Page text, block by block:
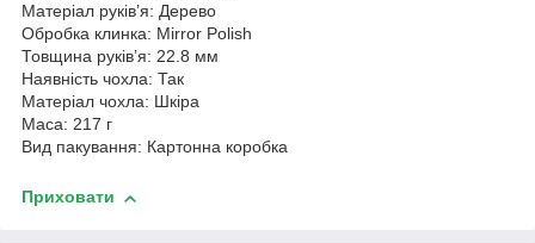
Матеріал руків’я: Дерево
Обробка клинка: Mirror Polish
Товщина руків’я: 22.8 мм
Наявність чохла: Так
Матеріал чохла: Шкіра
Маса: 217 г
Вид пакування: Картонна коробка
Приховати